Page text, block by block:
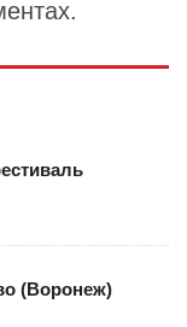
(Воронеж)